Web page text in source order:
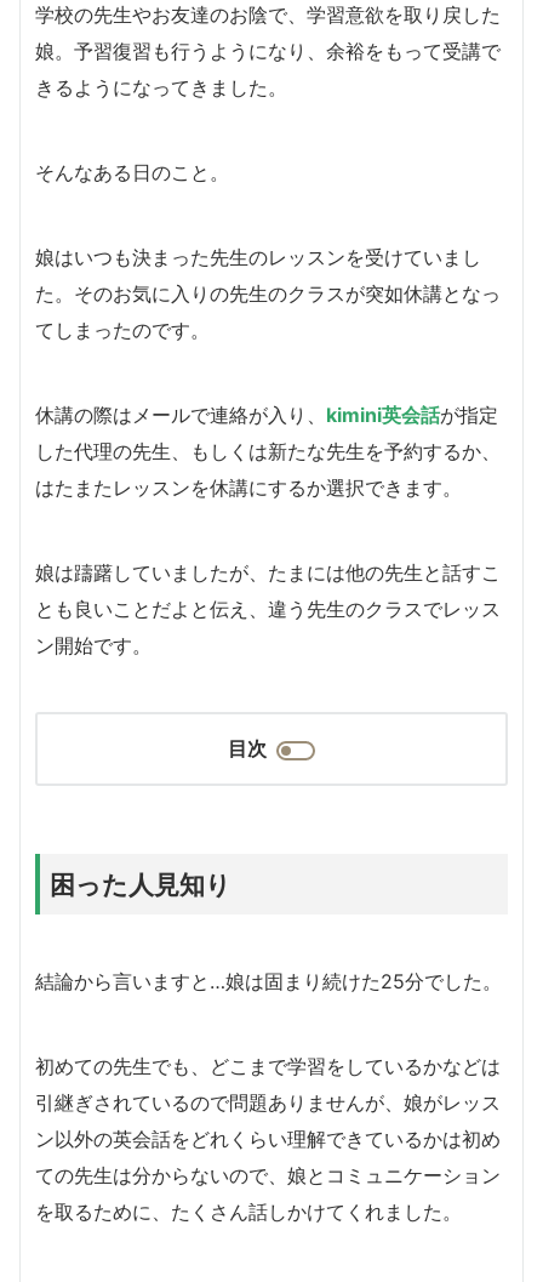
学校の先生やお友達のお陰で、学習意欲を取り戻した
娘。予習復習も行うようになり、余裕をもって受講で
きるようになってきました。
そんなある日のこと。
娘はいつも決まった先生のレッスンを受けていまし
た。そのお気に入りの先生のクラスが突如休講となっ
てしまったのです。
休講の際はメールで連絡が入り、 kimini英会話が指定
した代理の先生、もしくは新たな先生を予約するか、
はたまたレッスンを休講にするか選択できます。
娘は躊躇していましたが、たまには他の先生と話すこ
とも良いことだよと伝え、違う先生のクラスでレッス
ン開始です。
目次
困った人見知り
結論から言いますと…娘は固まり続けた25分でした。
初めての先生でも、どこまで学習をしているかなどは
引継ぎされているので問題ありませんが、娘がレッス
ン以外の英会話をどれくらい理解できているかは初め
ての先生は分からないので、娘とコミュニケーション
を取るために、たくさん話しかけてくれました。